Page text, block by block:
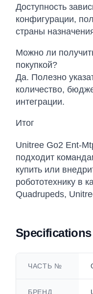
Доступность
конфигурации,
страны
Можно ли
покупкой?
Да. Полезно
количество,
интеграции.
Итог
Unitree Go2 Ent-
подходит
купить или
робототехнику в
Quadrupeds,
Specifications
ЧАСТЬ №
БРЕНД